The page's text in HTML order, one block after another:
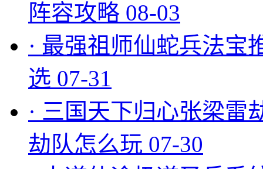
阵容攻略 08-03
· 最强祖师仙蛇兵法宝
选 07-31
· 三国天下归心张梁雷
劫队怎么玩 07-30